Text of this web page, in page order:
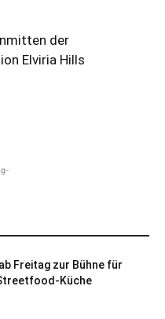
der
Elviria Hills
Freitag zur Bühne für
Küche